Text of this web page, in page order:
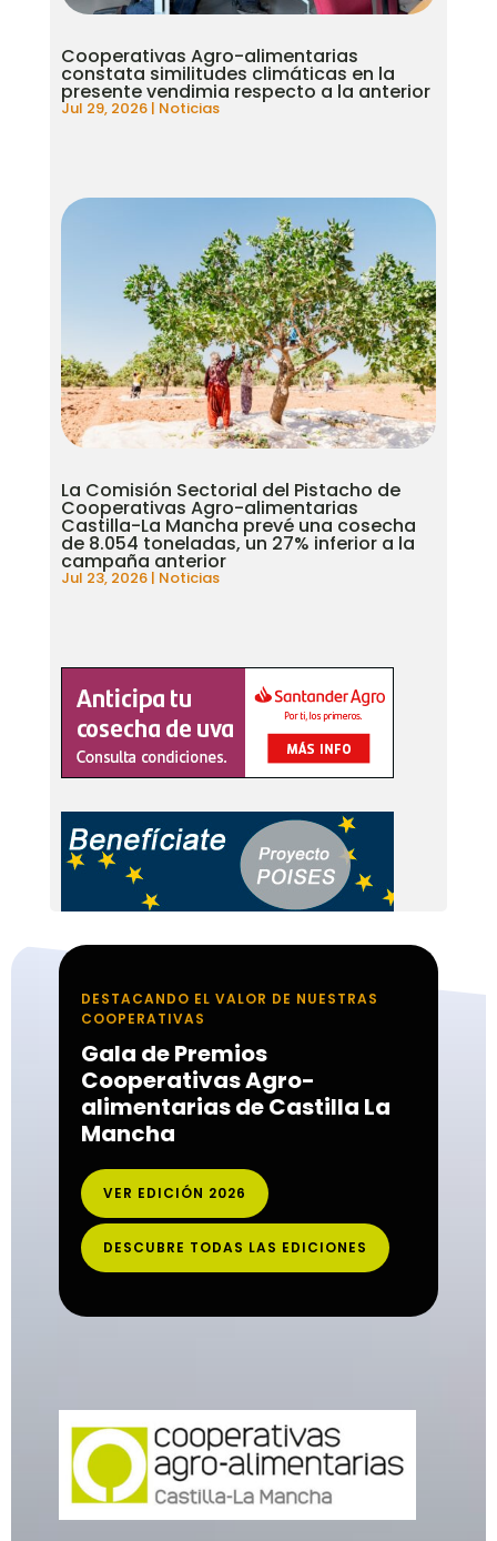
Cooperativas Agro-alimentarias
constata similitudes climáticas en la
presente vendimia respecto a la anterior
Jul 29, 2026| Noticias
La Comisión Sectorial del Pistacho de
Cooperativas Agro-alimentarias
Castilla-La Mancha prevé una cosecha
de 8.054 toneladas, un 27% inferior a la
campaña anterior
Jul 23, 2026| Noticias
DESTACANDO EL VALOR DE NUESTRAS
COOPERATIVAS
Gala de Premios
Cooperativas Agro-
alimentarias de Castilla La
Mancha
VER EDICIÓN 2026
DESCUBRE TODAS LAS EDICIONES